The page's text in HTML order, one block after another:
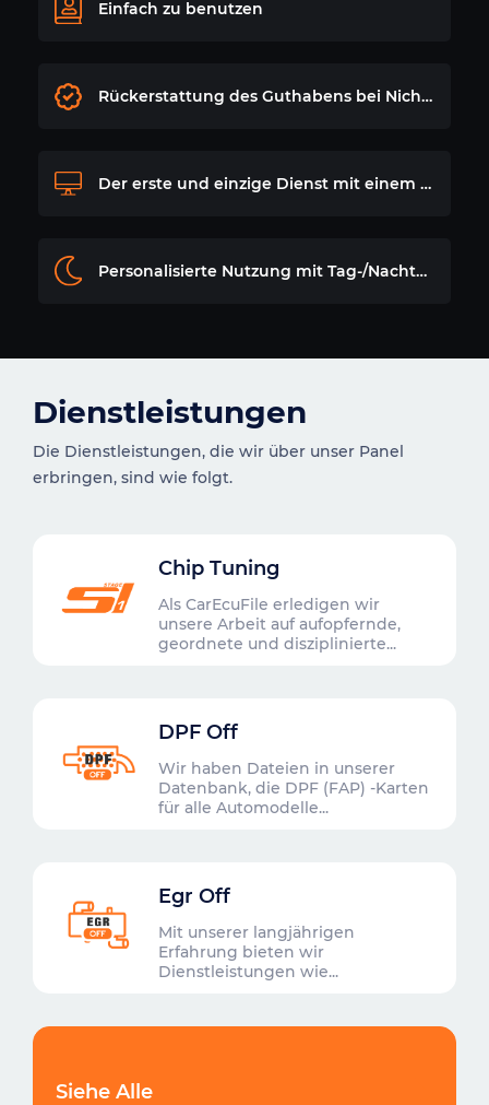
Einfach zu benutzen
Rückerstattung des Guthabens bei Nichtgefallen
Der erste und einzige Dienst mit einem Windows-Programm
Personalisierte Nutzung mit Tag-/Nachtmodus
Dienstleistungen
Die Dienstleistungen, die wir über unser Panel
erbringen, sind wie folgt.
Chip Tuning
Als CarEcuFile erledigen wir
unsere Arbeit auf aufopfernde,
geordnete und disziplinierte...
DPF Off
Wir haben Dateien in unserer
Datenbank, die DPF (FAP) -Karten
für alle Automodelle...
Egr Off
Mit unserer langjährigen
Erfahrung bieten wir
Dienstleistungen wie...
Siehe Alle